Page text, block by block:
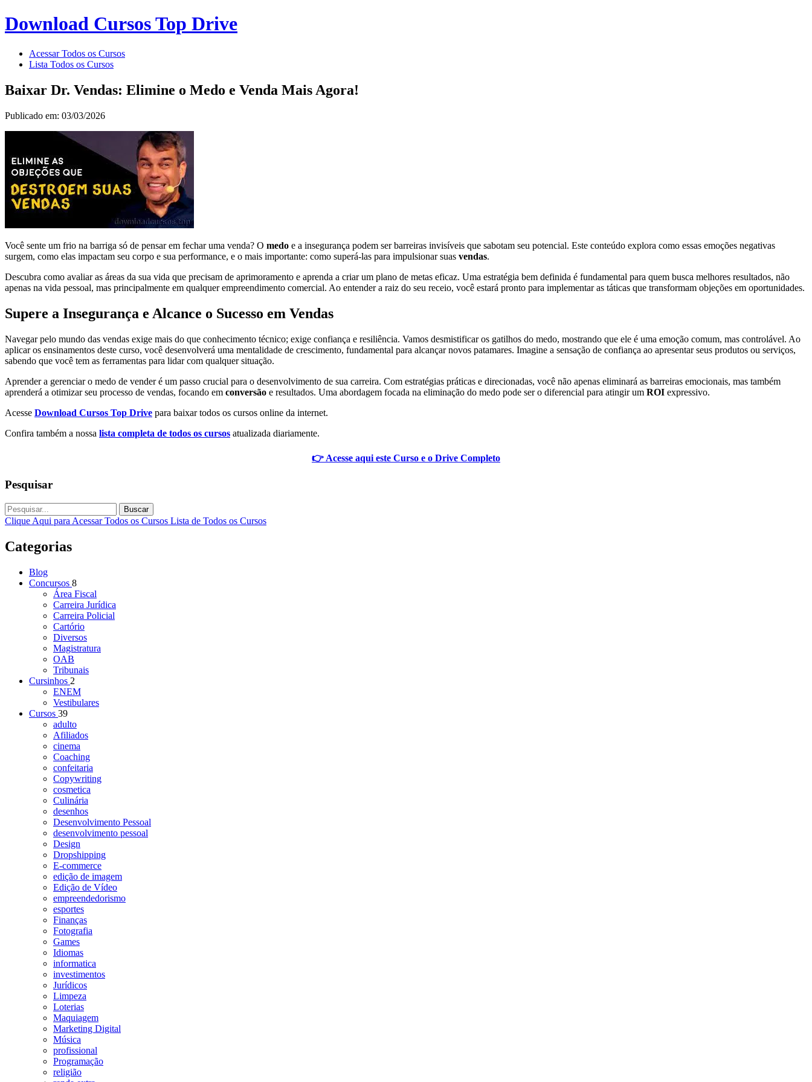
Download Cursos Top Drive
Acessar Todos os Cursos
Lista Todos os Cursos
Baixar Dr. Vendas: Elimine o Medo e Venda Mais Agora!
Publicado em: 03/03/2026
Você sente um frio na barriga só de pensar em fechar uma venda? O medo e a insegurança podem ser barreiras invisíveis que sabotam seu potencial. Este conteúdo explora como essas emoções negativas
surgem, como elas impactam seu corpo e sua performance, e o mais importante: como superá-las para impulsionar suas vendas.
Descubra como avaliar as áreas da sua vida que precisam de aprimoramento e aprenda a criar um plano de metas eficaz. Uma estratégia bem definida é fundamental para quem busca melhores resultados, não
apenas na vida pessoal, mas principalmente em qualquer empreendimento comercial. Ao entender a raiz do seu receio, você estará pronto para implementar as táticas que transformam objeções em oportunidades.
Supere a Insegurança e Alcance o Sucesso em Vendas
Navegar pelo mundo das vendas exige mais do que conhecimento técnico; exige confiança e resiliência. Vamos desmistificar os gatilhos do medo, mostrando que ele é uma emoção comum, mas controlável. Ao
aplicar os ensinamentos deste curso, você desenvolverá uma mentalidade de crescimento, fundamental para alcançar novos patamares. Imagine a sensação de confiança ao apresentar seus produtos ou serviços,
sabendo que você tem as ferramentas para lidar com qualquer situação.
Aprender a gerenciar o medo de vender é um passo crucial para o desenvolvimento de sua carreira. Com estratégias práticas e direcionadas, você não apenas eliminará as barreiras emocionais, mas também
aprenderá a otimizar seu processo de vendas, focando em conversão e resultados. Uma abordagem focada na eliminação do medo pode ser o diferencial para atingir um ROI expressivo.
Acesse Download Cursos Top Drive para baixar todos os cursos online da internet.
Confira também a nossa lista completa de todos os cursos atualizada diariamente.
👉 Acesse aqui este Curso e o Drive Completo
Pesquisar
Buscar
Clique Aqui para Acessar Todos os Cursos Lista de Todos os Cursos
Categorias
Blog
Concursos 8
Área Fiscal
Carreira Jurídica
Carreira Policial
Cartório
Diversos
Magistratura
OAB
Tribunais
Cursinhos 2
ENEM
Vestibulares
Cursos 39
adulto
Afiliados
cinema
Coaching
confeitaria
Copywriting
cosmetica
Culinária
desenhos
Desenvolvimento Pessoal
desenvolvimento pessoal
Design
Dropshipping
E-commerce
edição de imagem
Edição de Vídeo
empreendedorismo
esportes
Finanças
Fotografia
Games
Idiomas
informatica
investimentos
Jurídicos
Limpeza
Loterias
Maquiagem
Marketing Digital
Música
profissional
Programação
religião